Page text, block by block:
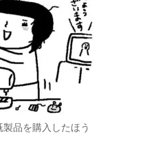
品を購入したほう